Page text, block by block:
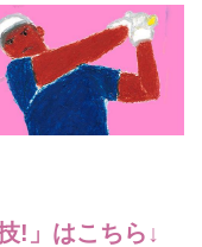
!」はこちら↓